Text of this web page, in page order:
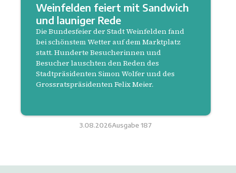
Weinfelden feiert mit Sandwich
und launiger Rede
Die Bundesfeier der Stadt Weinfelden fand
bei schönstem Wetter auf dem Marktplatz
statt. Hunderte Besucherinnen und
Besucher lauschten den Reden des
Stadtpräsidenten Simon Wolfer und des
Grossratspräsidenten Felix Meier.
3.08.2026Ausgabe 187